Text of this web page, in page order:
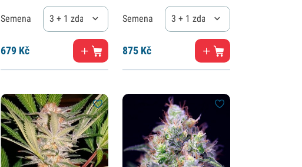
Semena 3 + 1 zdarma
679Kč
Semena 3 + 1 zdarma
875Kč